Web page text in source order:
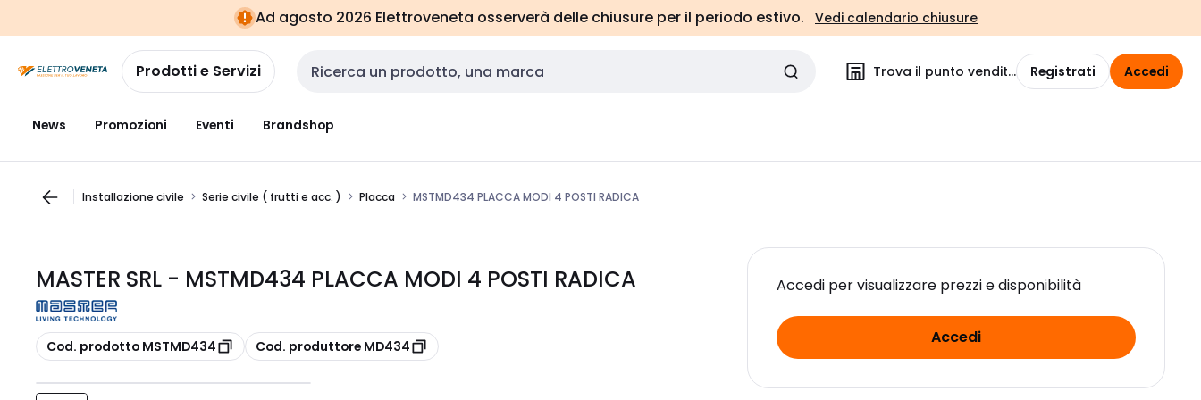
navigazionealla
pagina
Ad agosto 2026 Elettroveneta osserverà delle chiusure per il periodo estivo. Vedi calendario chiusure
Prodotti e Servizi Cerca input Trova il punto vendita Registrati Accedi
News Promozioni Eventi Brandshop
Installazione civile Serie civile ( frutti e acc. ) Placca MSTMD434 PLACCA MODI 4 POSTI RADICA
MASTER SRL - MSTMD434 PLACCA MODI 4 POSTI RADICA
copia
Cod. prodotto MSTMD434 copia
Cod. produttore MD434
Accedi per visualizzare prezzi e disponibilità
Accedi